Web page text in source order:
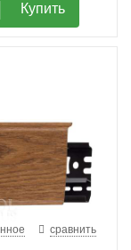
Купить
сравнить